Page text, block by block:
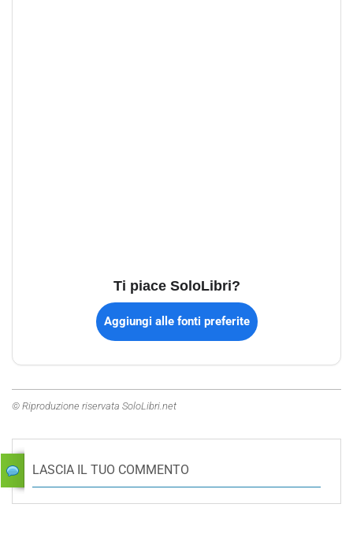
Ti piace SoloLibri?
Aggiungi alle fonti preferite
© Riproduzione riservata SoloLibri.net
LASCIA IL TUO COMMENTO